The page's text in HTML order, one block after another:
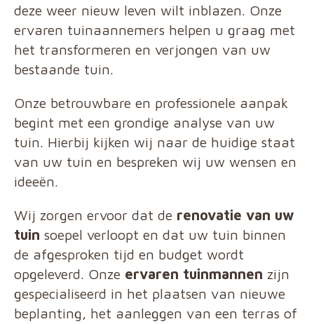
deze weer nieuw leven wilt inblazen. Onze
ervaren tuinaannemers helpen u graag met
het transformeren en verjongen van uw
bestaande tuin.
Onze betrouwbare en professionele aanpak
begint met een grondige analyse van uw
tuin. Hierbij kijken wij naar de huidige staat
van uw tuin en bespreken wij uw wensen en
ideeën.
Wij zorgen ervoor dat de renovatie van uw
tuin soepel verloopt en dat uw tuin binnen
de afgesproken tijd en budget wordt
opgeleverd. Onze ervaren tuinmannen zijn
gespecialiseerd in het plaatsen van nieuwe
beplanting, het aanleggen van een terras of